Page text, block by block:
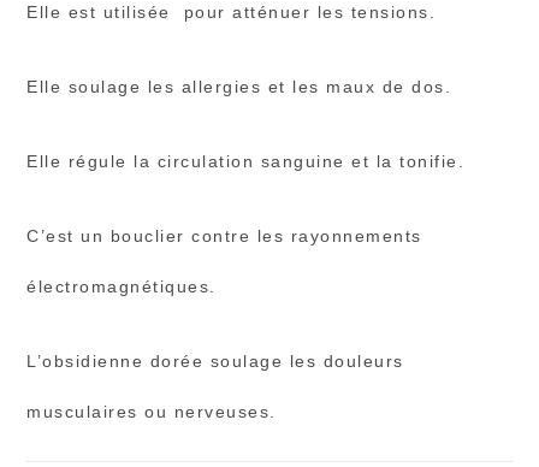
Elle est utilisée pour atténuer les tensions.
Elle soulage les allergies et les maux de dos.
Elle régule la circulation sanguine et la tonifie.
C’est un bouclier contre les rayonnements
électromagnétiques.
L’obsidienne dorée soulage les douleurs
musculaires ou nerveuses.